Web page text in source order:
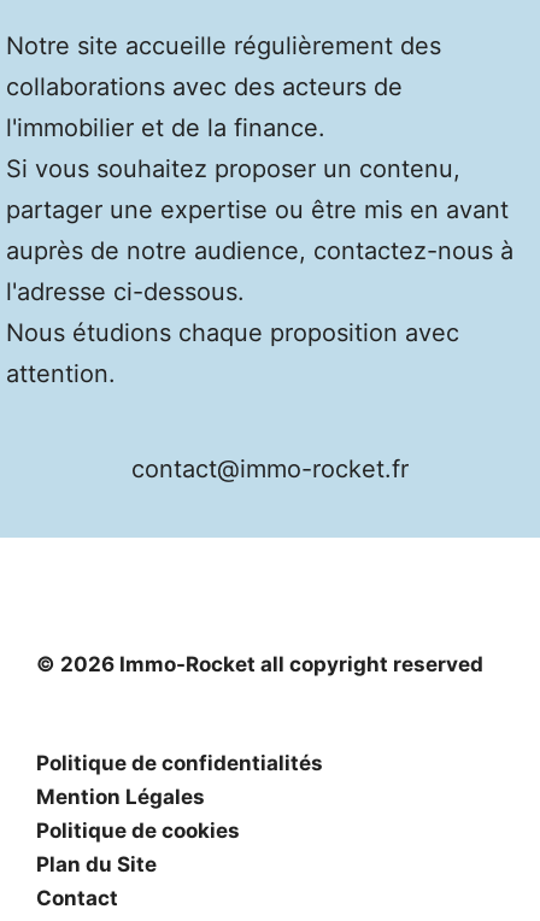
Notre site accueille régulièrement des
collaborations avec des acteurs de
l'immobilier et de la finance.
Si vous souhaitez proposer un contenu,
partager une expertise ou être mis en avant
auprès de notre audience, contactez-nous à
l'adresse ci-dessous.
Nous étudions chaque proposition avec
attention.
contact@immo-rocket.fr
© 2026 Immo-Rocket all copyright reserved
Politique de confidentialités
Mention Légales
Politique de cookies
Plan du Site
Contact